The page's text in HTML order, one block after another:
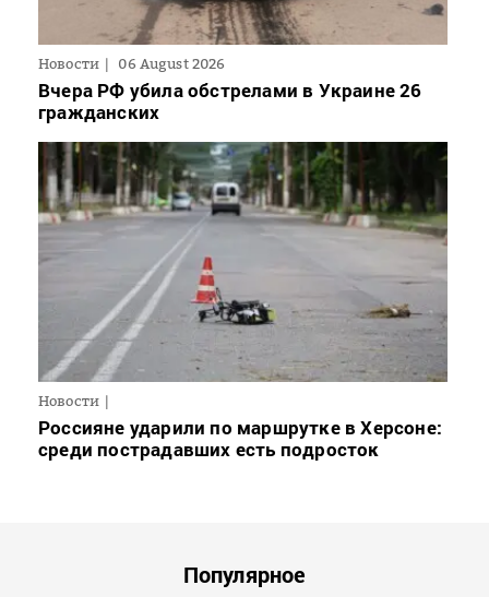
Новости 06 August 2026
Вчера РФ убила обстрелами в Украине 26
гражданских
Новости
Россияне ударили по маршрутке в Херсоне:
среди пострадавших есть подросток
Популярное